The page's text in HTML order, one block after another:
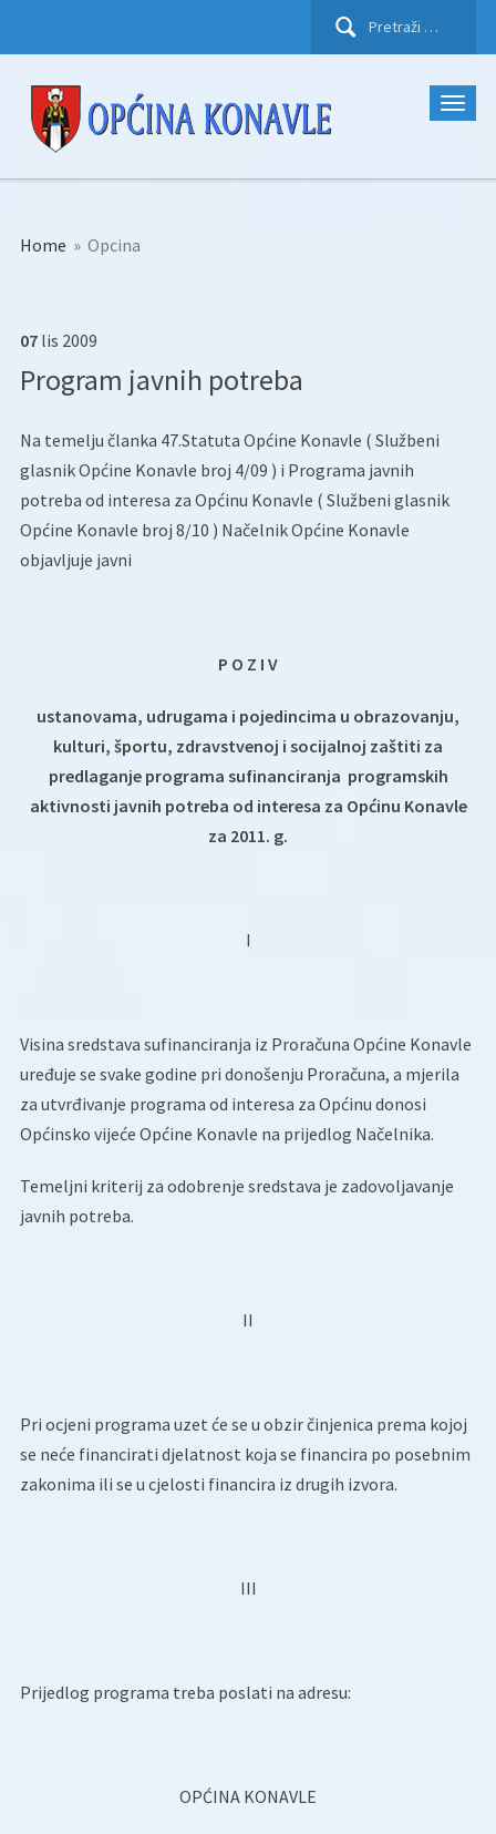
Pretraži:
Home » Opcina
07 lis 2009
Program javnih potreba
Na temelju članka 47.Statuta Općine Konavle ( Službeni
glasnik Općine Konavle broj 4/09 ) i Programa javnih
potreba od interesa za Općinu Konavle ( Službeni glasnik
Općine Konavle broj 8/10 ) Načelnik Općine Konavle
objavljuje javni
P O Z I V
ustanovama, udrugama i pojedincima u obrazovanju,
kulturi, športu, zdravstvenoj i socijalnoj zaštiti za
predlaganje programa sufinanciranja programskih
aktivnosti javnih potreba od interesa za Općinu Konavle
za 2011. g.
I
Visina sredstava sufinanciranja iz Proračuna Općine Konavle
uređuje se svake godine pri donošenju Proračuna, a mjerila
za utvrđivanje programa od interesa za Općinu donosi
Općinsko vijeće Općine Konavle na prijedlog Načelnika.
Temeljni kriterij za odobrenje sredstava je zadovoljavanje
javnih potreba.
II
Pri ocjeni programa uzet će se u obzir činjenica prema kojoj
se neće financirati djelatnost koja se financira po posebnim
zakonima ili se u cjelosti financira iz drugih izvora.
III
Prijedlog programa treba poslati na adresu:
OPĆINA KONAVLE